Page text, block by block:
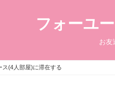
フォーユ
お友
ス(4人部屋)に滞在する